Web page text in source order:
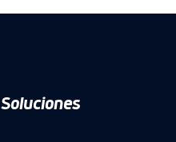
Soluciones